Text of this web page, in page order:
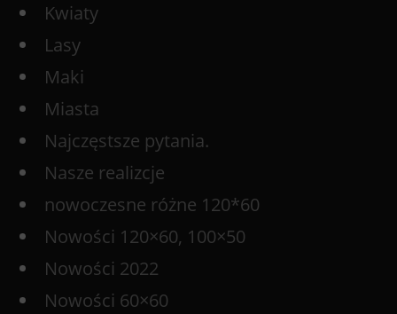
Kwiaty
Lasy
Maki
Miasta
Najczęstsze pytania.
Nasze realizcje
nowoczesne różne 120*60
Nowości 120×60, 100×50
Nowości 2022
Nowości 60×60